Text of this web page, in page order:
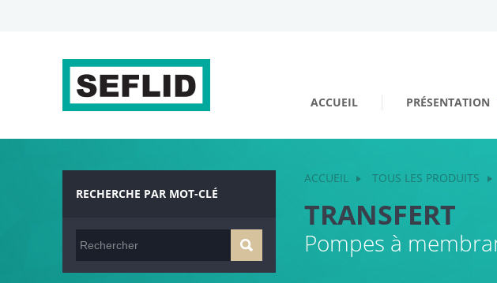
ACCUEIL PRÉSENTATION
RECHERCHE PAR MOT-CLÉ
ACCUEIL TOUS LES PRODUITS
TRANSFERT
Pompes à